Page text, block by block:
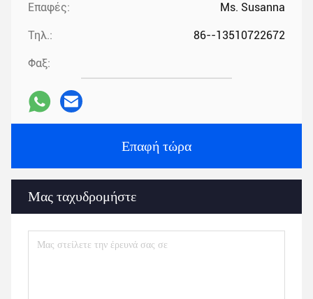
Επαφές: Ms. Susanna
Τηλ.: 86--13510722672
Φαξ:
Επαφή τώρα
Μας ταχυδρομήστε